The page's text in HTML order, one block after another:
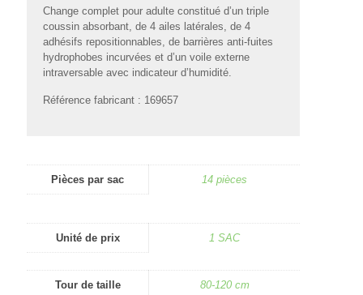
Change complet pour adulte constitué d’un triple
coussin absorbant, de 4 ailes latérales, de 4
adhésifs repositionnables, de barrières anti-fuites
hydrophobes incurvées et d’un voile externe
intraversable avec indicateur d’humidité.
Référence fabricant : 169657
Pièces par sac 14 pièces
Unité de prix 1 SAC
Tour de taille 80-120 cm